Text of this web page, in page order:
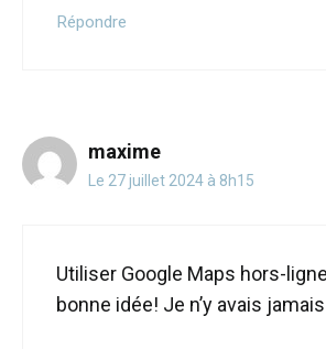
Répondre
maxime
Le 27 juillet 2024 à 8h15
Utiliser Google Maps hors-
bonne idée! Je n’y avais